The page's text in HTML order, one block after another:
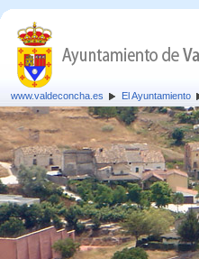
www.valdeconcha.es El Ayuntamiento